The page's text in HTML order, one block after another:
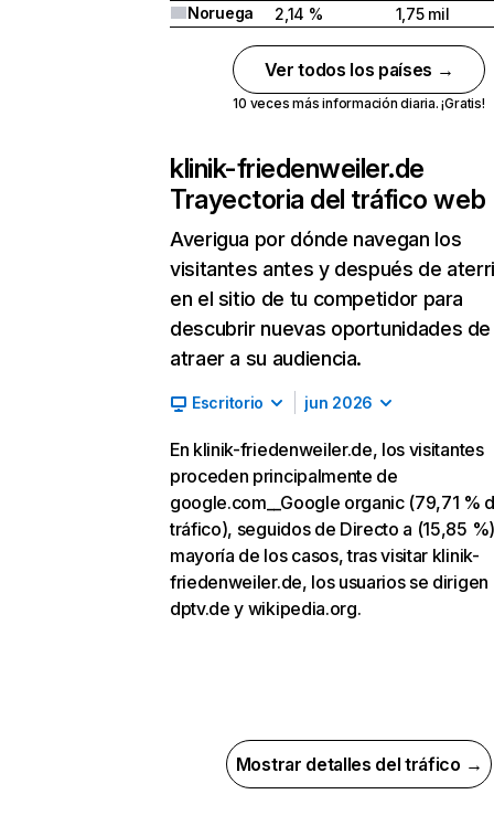
Noruega
2,14 % 1,75 mil
Ver todos los países →
10 veces más información diaria. ¡Gratis!
klinik-friedenweiler.de
Trayectoria del tráfico web
Averigua por dónde navegan los
visitantes antes y después de
en el sitio de tu competidor para
descubrir nuevas oportunidades de
atraer a su audiencia.
Escritorio jun 2026
En klinik-friedenweiler.de, los visitantes
proceden principalmente de
google.com__Google organic (79,71 %
tráfico), seguidos de Directo a (15,85
mayoría de los casos, tras visitar klinik-
friedenweiler.de, los usuarios se dirigen
dptv.de y wikipedia.org.
Mostrar detalles del tráfico →